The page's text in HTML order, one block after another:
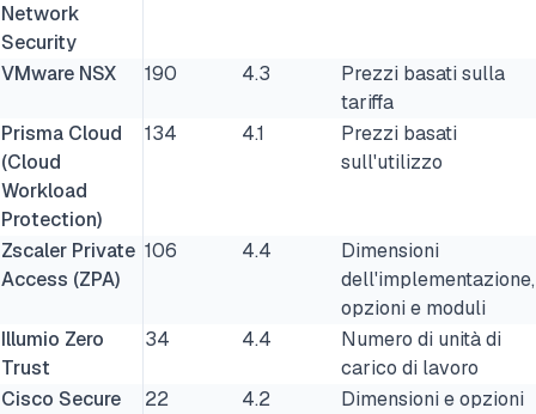
Network
Security
VMware NSX 190 4.3
Prezzi basati sulla
tariffa
Prisma Cloud
(Cloud
Workload
Protection)
134 4.1
Prezzi basati
sull'utilizzo
Zscaler Private
Access (ZPA)
106 4.4
Dimensioni
dell'implementazione,
opzioni e moduli
Illumio Zero
Trust
34 4.4
Numero di unità di
carico di lavoro
Cisco Secure
22 4.2
Dimensioni e opzioni